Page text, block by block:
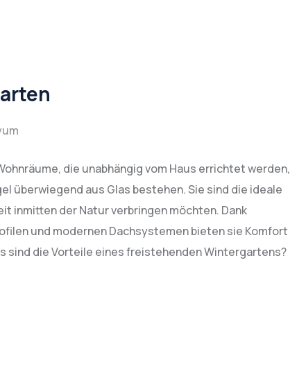
die unabhängig vom Haus errichtet werden,
überwiegend aus Glas bestehen. Sie sind die ideale
inmitten der Natur verbringen möchten. Dank
und modernen Dachsystemen bieten sie Komfort
sind die Vorteile eines freistehenden Wintergartens?